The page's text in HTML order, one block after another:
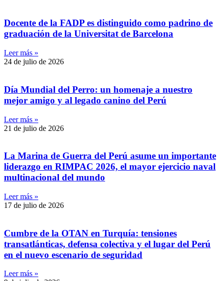
Docente de la FADP es distinguido como padrino de
graduación de la Universitat de Barcelona
Leer más »
24 de julio de 2026
Día Mundial del Perro: un homenaje a nuestro
mejor amigo y al legado canino del Perú
Leer más »
21 de julio de 2026
La Marina de Guerra del Perú asume un importante
liderazgo en RIMPAC 2026, el mayor ejercicio naval
multinacional del mundo
Leer más »
17 de julio de 2026
Cumbre de la OTAN en Turquía: tensiones
transatlánticas, defensa colectiva y el lugar del Perú
en el nuevo escenario de seguridad
Leer más »